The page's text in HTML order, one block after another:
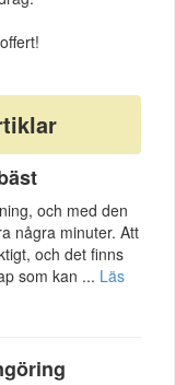
och med den
några minuter. Att
och det finns
som kan ... Läs